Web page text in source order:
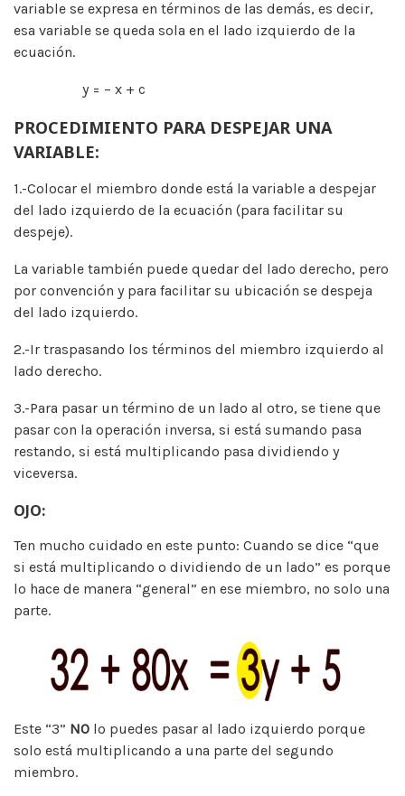
variable se expresa en términos de las demás, es decir,
esa variable se queda sola en el lado izquierdo de la
ecuación.
y = – x + c
PROCEDIMIENTO PARA DESPEJAR UNA
VARIABLE:
1.-Colocar el miembro donde está la variable a despejar
del lado izquierdo de la ecuación (para facilitar su
despeje).
La variable también puede quedar del lado derecho, pero
por convención y para facilitar su ubicación se despeja
del lado izquierdo.
2.-Ir traspasando los términos del miembro izquierdo al
lado derecho.
3.-Para pasar un término de un lado al otro, se tiene que
pasar con la operación inversa, si está sumando pasa
restando, si está multiplicando pasa dividiendo y
viceversa.
OJO:
Ten mucho cuidado en este punto: Cuando se dice “que
si está multiplicando o dividiendo de un lado” es porque
lo hace de manera “general” en ese miembro, no solo una
parte.
Este “3” NO lo puedes pasar al lado izquierdo porque
solo está multiplicando a una parte del segundo
miembro.